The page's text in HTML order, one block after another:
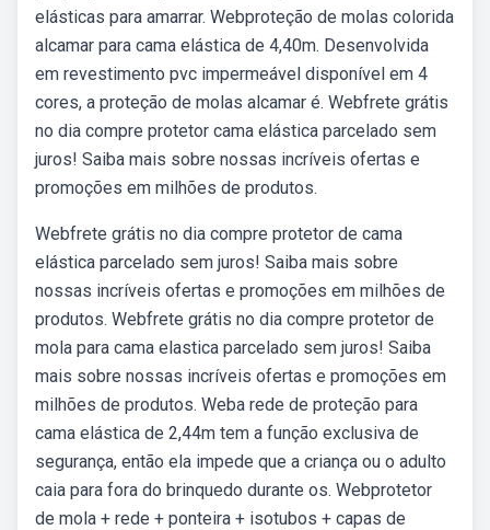
elásticas para amarrar. Webproteção de molas colorida
alcamar para cama elástica de 4,40m. Desenvolvida
em revestimento pvc impermeável disponível em 4
cores, a proteção de molas alcamar é. Webfrete grátis
no dia compre protetor cama elástica parcelado sem
juros! Saiba mais sobre nossas incríveis ofertas e
promoções em milhões de produtos.
Webfrete grátis no dia compre protetor de cama
elástica parcelado sem juros! Saiba mais sobre
nossas incríveis ofertas e promoções em milhões de
produtos. Webfrete grátis no dia compre protetor de
mola para cama elastica parcelado sem juros! Saiba
mais sobre nossas incríveis ofertas e promoções em
milhões de produtos. Weba rede de proteção para
cama elástica de 2,44m tem a função exclusiva de
segurança, então ela impede que a criança ou o adulto
caia para fora do brinquedo durante os. Webprotetor
de mola + rede + ponteira + isotubos + capas de